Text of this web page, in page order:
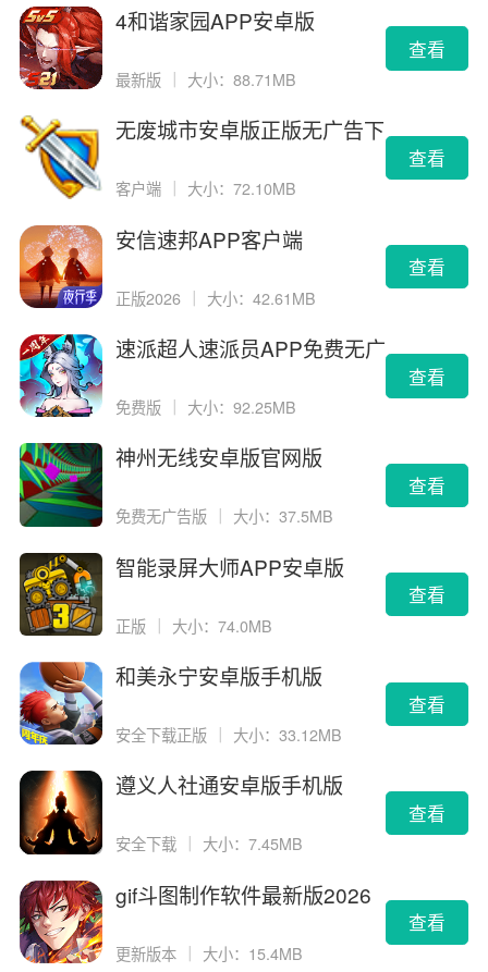
4和谐家园APP安卓版
最新版 大小：88.71MB
查看
无废城市安卓版正版无广告下
客户端 大小：72.10MB
查看
安信速邦APP客户端
正版2026 ｜ 大小：42.61MB
查看
速派超人速派员APP免费无广
免费版 大小：92.25MB
查看
神州无线安卓版官网版
免费无广告版 大小：37.5MB
查看
智能录屏大师APP安卓版
正版 ｜ 大小：74.0MB
查看
和美永宁安卓版手机版
安全下载正版 大小：33.12MB
查看
遵义人社通安卓版手机版
安全下载 大小：7.45MB
查看
gif斗图制作软件最新版2026
更新版本 ｜ 大小：15.4MB
查看